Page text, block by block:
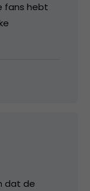
fans hebt
dat de